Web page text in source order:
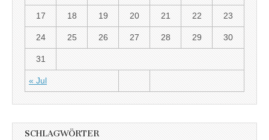
« Jul
17 18 19 20 21 22 23
24 25 26 27 28 29 30
31
SCHLAGWÖRTER